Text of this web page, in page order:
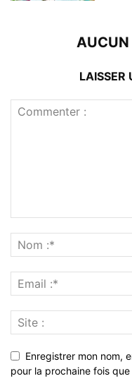
AUCUN
LAISSER
Enregistrer mon nom,
pour la prochaine fois